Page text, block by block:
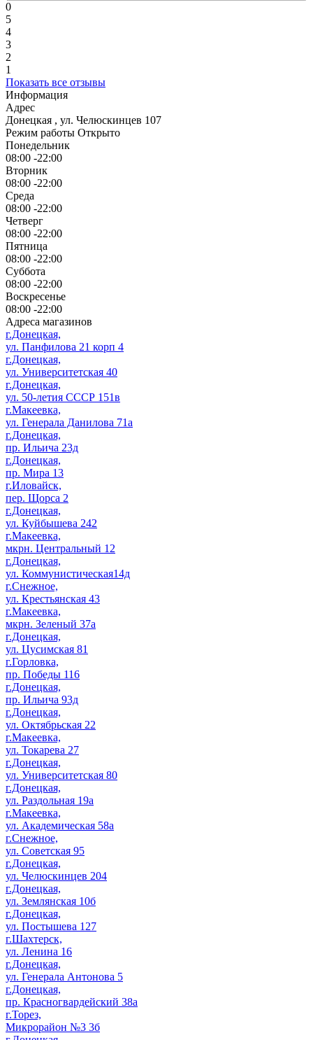
0
5
4
3
2
1
Показать все отзывы
Информация
Адрес
Донецкая , ул. Челюскинцев 107
Режим работы Открыто
Понедельник
08:00 -22:00
Вторник
08:00 -22:00
Среда
08:00 -22:00
Четверг
08:00 -22:00
Пятница
08:00 -22:00
Суббота
08:00 -22:00
Воскресенье
08:00 -22:00
Адреса магазинов
г.Донецкая,
ул. Панфилова 21 корп 4
г.Донецкая,
ул. Университетская 40
г.Донецкая,
ул. 50-летия СССР 151в
г.Макеевка,
ул. Генерала Данилова 71а
г.Донецкая,
пр. Ильича 23д
г.Донецкая,
пр. Мира 13
г.Иловайск,
пер. Щорса 2
г.Донецкая,
ул. Куйбышева 242
г.Макеевка,
мкрн. Центральный 12
г.Донецкая,
ул. Коммунистическая14д
г.Снежное,
ул. Крестьянская 43
г.Макеевка,
мкрн. Зеленый 37а
г.Донецкая,
ул. Цусимская 81
г.Горловка,
пр. Победы 116
г.Донецкая,
пр. Ильича 93д
г.Донецкая,
ул. Октябрьская 22
г.Макеевка,
ул. Токарева 27
г.Донецкая,
ул. Университетская 80
г.Донецкая,
ул. Раздольная 19а
г.Макеевка,
ул. Академическая 58а
г.Снежное,
ул. Советская 95
г.Донецкая,
ул. Челюскинцев 204
г.Донецкая,
ул. Землянская 10б
г.Донецкая,
ул. Постышева 127
г.Шахтерск,
ул. Ленина 16
г.Донецкая,
ул. Генерала Антонова 5
г.Донецкая,
пр. Красногвардейский 38а
г.Торез,
Микрорайон №3 3б